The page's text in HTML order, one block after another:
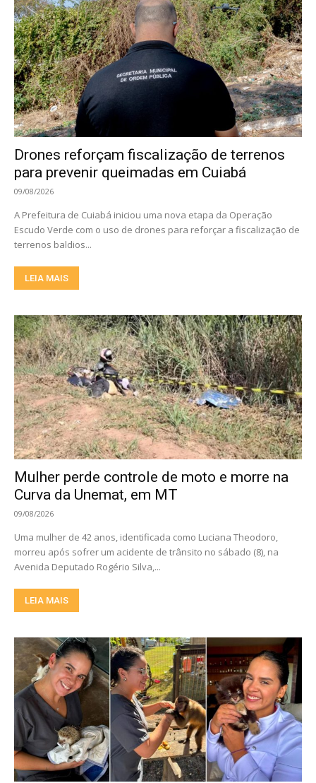
Drones reforçam fiscalização de terrenos
para prevenir queimadas em Cuiabá
09/08/2026
A Prefeitura de Cuiabá iniciou uma nova etapa da Operação
Escudo Verde com o uso de drones para reforçar a fiscalização de
terrenos baldios...
LEIA MAIS
Mulher perde controle de moto e morre na
Curva da Unemat, em MT
09/08/2026
Uma mulher de 42 anos, identificada como Luciana Theodoro,
morreu após sofrer um acidente de trânsito no sábado (8), na
Avenida Deputado Rogério Silva,...
LEIA MAIS